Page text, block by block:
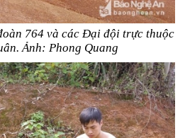
764 và các Đại đội trực thuộc
Ảnh: Phong Quang